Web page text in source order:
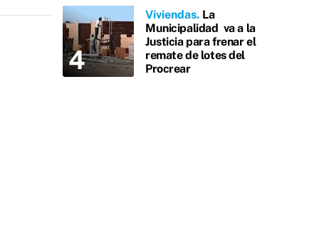
Viviendas La
Municipalidad va a la
Justicia para frenar el
remate de lotes del
Procrear